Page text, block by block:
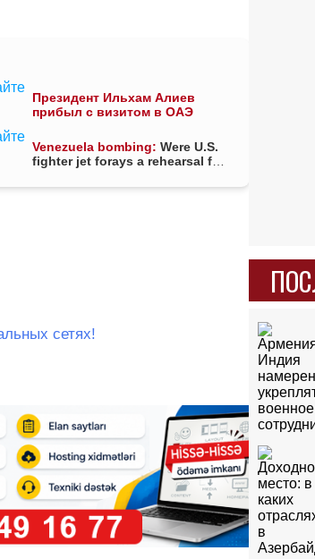
Президент Ильхам Алиев
прибыл с визитом в ОАЭ
Venezuela bombing:Were U.S.
fighter jet forays a rehearsal for
сетях!